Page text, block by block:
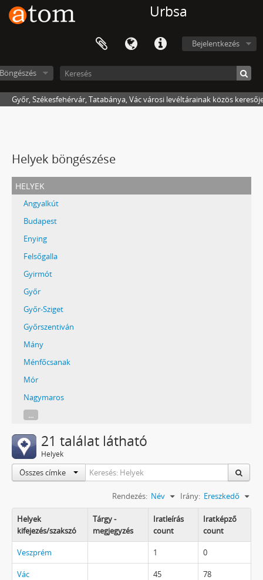
Urbsa
Bejelentkezés
Győr, Székesfehérvár, Tatabánya, Vác városi levéltárainak közös
Helyek böngészése
helyek
Angyalkút
Budapest
Enying
Felsőgalla
Gyirmót
Győr
Győr-Sziget
Győrszentiván
Mány
Ménfőcsanak
Mór
Nagymaros
...
21 találat látható
Helyek
Összes címke
Rendezés: Név Irány: Ereszkedő
Helyek
kifejezés/szakszó
Tárgy -
megjegyzés
Iratleírás
count
Iratképző
count
Veszprém 1 0
Vác 45 78